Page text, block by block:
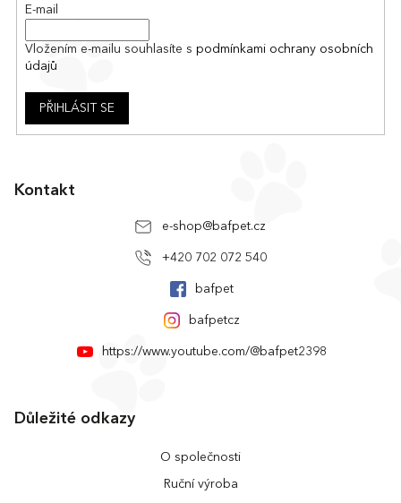
E-mail
Vložením e-mailu souhlasíte s podmínkami ochrany osobních
údajů
PŘIHLÁSIT SE
Kontakt
e-shop@bafpet.cz
+420 702 072 540
bafpet
bafpetcz
https://www.youtube.com/@bafpet2398
Důležité odkazy
O společnosti
Ruční výroba